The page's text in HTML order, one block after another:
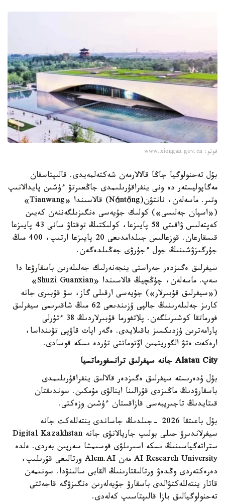
فوتو: www.xiongan.gov.cn
بۇل تەحنولوگيا جاڭا قالالارمەن شەكتەلمەيدى. قالىپتاسقان
مەگاپوليستەر دە ونى ينفراقۇرىلىمدى جاڭعىرتۋ ءۇشىن پايدالانىپ
وتىر. ماسەلەن، نانتۋن(Nántōng) قالاسىندا «Tianwang»
(«اسپان جەلىسى») كولىك جۇيەسى ەنگىزىلگەننەن كەيىن
كەپتەلىس ۋاقىتى 58 پايىزعا، كولىكتىڭ توقتاۋ سانى 43 پايىزعا
قىسقارعان. قوزعالىس جىلدامدىعى 20 پايىزعا ارتىپ، 400 مىڭ
جۇرگىزۋشىنىڭ جول ءجۇرۋى جەڭىلدەگەن.
سيفرلىق ەگىزدەر جەراستى ينجەنەرلىك جەلىلەرىن باسقارۋعا دا
سەپ. ماسەلەن، چۇڭچيڭ قالاسىندا «Shuzi Guanxian»
(«سيفرلىق قۇبىرلار») جۇيەسى ارقىلى گاز، سۋ قۇبىرى جانە
كارىز جەلىلەرىنىڭ جالپى ۇزىندىعى 62 مىڭ شاقىرىمى سيفرلىق
فورماتقا كوشىرىلگەن. پلاتفورما قۇبىرلاردىڭ 38 ءتۇرلى
پارامەترىن ۇزدىكسىز باقىلايدى. ەگەر اپات قاۋپى تۋىنداسا،
ارەكەت ەتۋ الگوريتمىن اۆتوماتتى تۇردە ىسكە قوسادى.
Alatau City جانە سيفرلىق ترانسفورماتسيا
بۇل ۇدەرىستە سيفرلىق ەگىزدەر قالالىق ينفراقۇرىلىمدى
باسقارۋدىڭ ماڭىزدى قۇرالىنا اينالۋى مۇمكىن. سوندىقتان
قىتايدىڭ تاجىريبەسى قازاقستان ءۇشىن وزەكتى.
بۇل باعىتقا 2026 -جىلدىڭ جاساندى ينتەللەكت جانە
سيفرلاندىرۋ جىلى بولىپ جاريالانۋى جانە Digital Kazakhstan
ستراتەگياسىنىڭ ىسكە اسىرىلۋى قوسىمشا سەرپىن بەردى. ەلدە
AI Research University مەن Alem.AI ورتالىعى قۇرىلىپ،
دەرەكتەردى وڭدەۋ ورتالىقتارىنىڭ القابى سالىنۋدا. سونىمەن
قاتار ينتەللەكتۋالدى باسقارۋ جۇيەلەرىن ەنگىزۋگە قاجەتتى
تەحنولوگيالىق بازا قالىپتاسىپ كەلەدى.